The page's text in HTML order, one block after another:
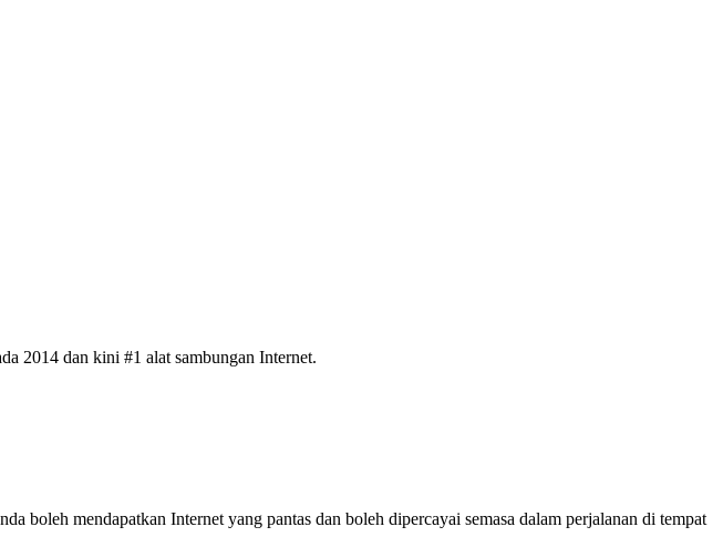
2014 dan kini #1 alat sambungan Internet.
boleh mendapatkan Internet yang pantas dan boleh dipercayai semasa dalam perjalanan di tempat